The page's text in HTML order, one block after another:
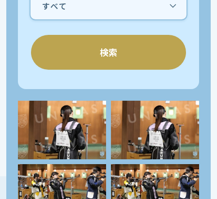
検索